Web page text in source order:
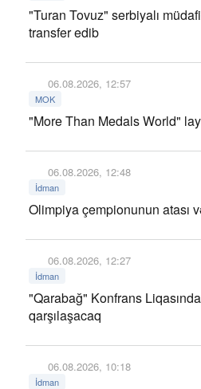
"Turan Tovuz" serbiyalı
transfer edib
06.08.2026, 12:57
MOK
"More Than Medals World"
06.08.2026, 12:48
İdman
Olimpiya çempionunun atası
06.08.2026, 12:27
İdman
"Qarabağ" Konfrans
qarşılaşacaq
06.08.2026, 10:18
İdman